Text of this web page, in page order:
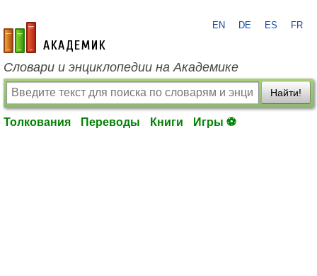
academic.ru
EN DE ES FR
Словари и энциклопедии на Академике
Найти!
Толкования Переводы Книги Игры ⚽